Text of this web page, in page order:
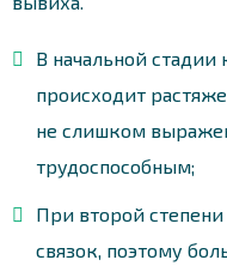
В начальной
происходит
не слишком
трудоспособным;
При второй
связок, поэтому